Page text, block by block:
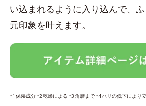
い込まれるように入り込んで、
元印象を叶えます。
*1 保湿成分 *2 乾燥による *3 角層まで *4 ハリの低下により